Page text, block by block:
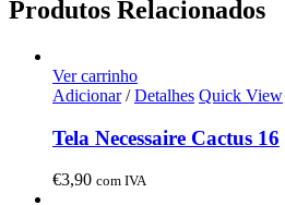
Produtos Relacionados
Ver carrinho
Adicionar/ Detalhes Quick View
Tela Necessaire Cactus 16
€3,90 com IVA